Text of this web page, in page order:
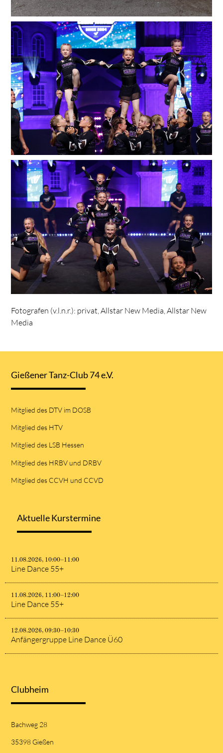
Fotografen (v.l.n.r.): privat, Allstar New Media, Allstar New
Media
Gießener Tanz-Club 74 e.V.
Mitglied des DTV im DOSB
Mitglied des HTV
Mitglied des LSB Hessen
Mitglied des HRBV und DRBV
Mitglied des CCVH und CCVD
Aktuelle Kurstermine
11.08.2026, 10:00–11:00
Line Dance 55+
11.08.2026, 11:00–12:00
Line Dance 55+
12.08.2026, 09:30–10:30
Anfängergruppe Line Dance Ü60
Clubheim
Bachweg 28
35398 Gießen